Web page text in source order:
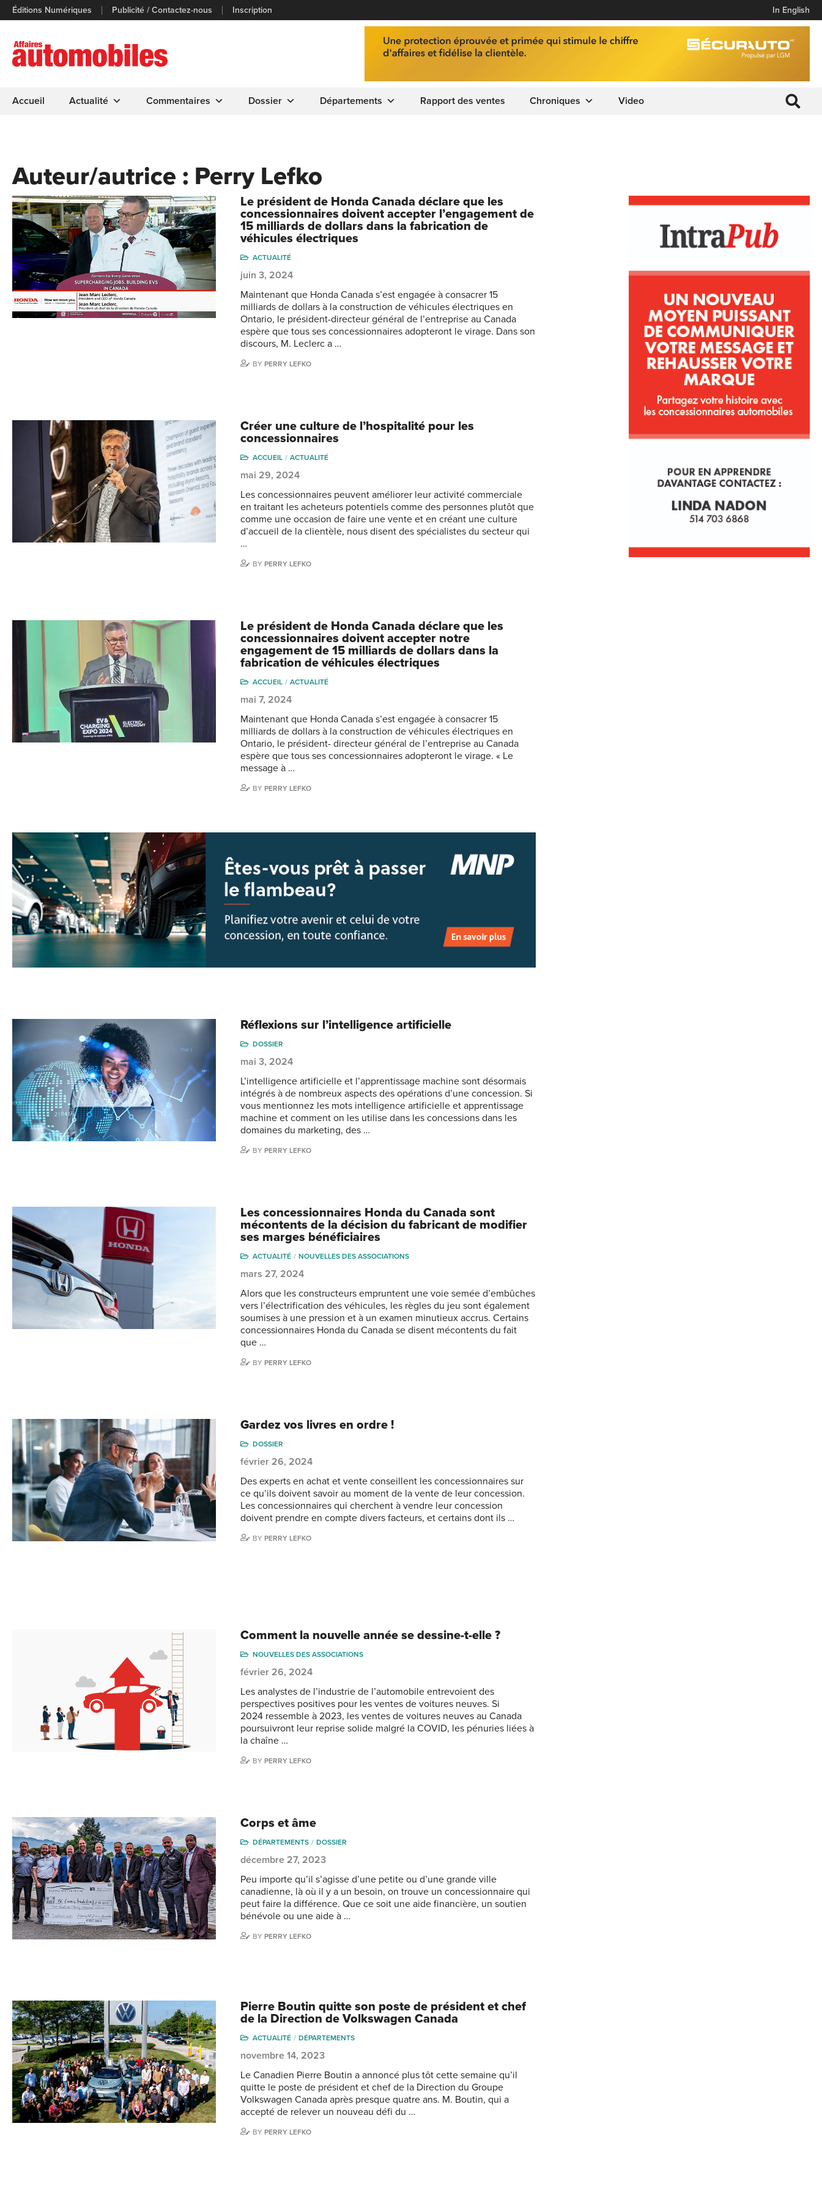
Éditions Numériques Publicité / Contactez-nous Inscription In English
Accueil Actualité Commentaires Dossier Départements Rapport des ventes Chroniques Video
Auteur/autrice : Perry Lefko
Le président de Honda Canada déclare que les
concessionnaires doivent accepter l’engagement de
15 milliards de dollars dans la fabrication de
véhicules électriques
ACTUALITÉ
juin 3, 2024
Maintenant que Honda Canada s’est engagée à consacrer 15
milliards de dollars à la construction de véhicules électriques en
Ontario, le président-directeur général de l’entreprise au Canada
espère que tous ses concessionnaires adopteront le virage. Dans son
discours, M. Leclerc a …
BY PERRY LEFKO
Créer une culture de l’hospitalité pour les
concessionnaires
ACCUEIL ACTUALITÉ
mai 29, 2024
Les concessionnaires peuvent améliorer leur activité commerciale
en traitant les acheteurs potentiels comme des personnes plutôt que
comme une occasion de faire une vente et en créant une culture
d’accueil de la clientèle, nous disent des spécialistes du secteur qui
…
BY PERRY LEFKO
Le président de Honda Canada déclare que les
concessionnaires doivent accepter notre
engagement de 15 milliards de dollars dans la
fabrication de véhicules électriques
ACCUEIL ACTUALITÉ
mai 7, 2024
Maintenant que Honda Canada s’est engagée à consacrer 15
milliards de dollars à la construction de véhicules électriques en
Ontario, le président- directeur général de l’entreprise au Canada
espère que tous ses concessionnaires adopteront le virage. « Le
message à …
BY PERRY LEFKO
Réflexions sur l’intelligence artificielle
DOSSIER
mai 3, 2024
L’intelligence artificielle et l’apprentissage machine sont désormais
intégrés à de nombreux aspects des opérations d’une concession. Si
vous mentionnez les mots intelligence artificielle et apprentissage
machine et comment on les utilise dans les concessions dans les
domaines du marketing, des …
BY PERRY LEFKO
Les concessionnaires Honda du Canada sont
mécontents de la décision du fabricant de modifier
ses marges bénéficiaires
ACTUALITÉ NOUVELLES DES ASSOCIATIONS
mars 27, 2024
Alors que les constructeurs empruntent une voie semée d’embûches
vers l’électrification des véhicules, les règles du jeu sont également
soumises à une pression et à un examen minutieux accrus. Certains
concessionnaires Honda du Canada se disent mécontents du fait
que …
BY PERRY LEFKO
Gardez vos livres en ordre !
DOSSIER
février 26, 2024
Des experts en achat et vente conseillent les concessionnaires sur
ce qu’ils doivent savoir au moment de la vente de leur concession.
Les concessionnaires qui cherchent à vendre leur concession
doivent prendre en compte divers facteurs, et certains dont ils …
BY PERRY LEFKO
Comment la nouvelle année se dessine-t-elle ?
NOUVELLES DES ASSOCIATIONS
février 26, 2024
Les analystes de l’industrie de l’automobile entrevoient des
perspectives positives pour les ventes de voitures neuves. Si
2024 ressemble à 2023, les ventes de voitures neuves au Canada
poursuivront leur reprise solide malgré la COVID, les pénuries liées à
la chaîne …
BY PERRY LEFKO
Corps et âme
DÉPARTEMENTS DOSSIER
décembre 27, 2023
Peu importe qu’il s’agisse d’une petite ou d’une grande ville
canadienne, là où il y a un besoin, on trouve un concessionnaire qui
peut faire la différence. Que ce soit une aide financière, un soutien
bénévole ou une aide à …
BY PERRY LEFKO
Pierre Boutin quitte son poste de président et chef
de la Direction de Volkswagen Canada
ACTUALITÉ DÉPARTEMENTS
novembre 14, 2023
Le Canadien Pierre Boutin a annoncé plus tôt cette semaine qu’il
quitte le poste de président et chef de la Direction du Groupe
Volkswagen Canada après presque quatre ans. M. Boutin, qui a
accepté de relever un nouveau défi du …
BY PERRY LEFKO